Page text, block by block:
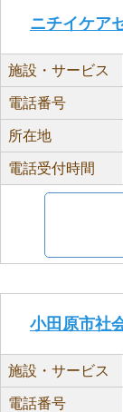
ニチイケア
施設・サービス
電話番号
所在地
電話受付時間
小田原市社
施設・サービス
電話番号